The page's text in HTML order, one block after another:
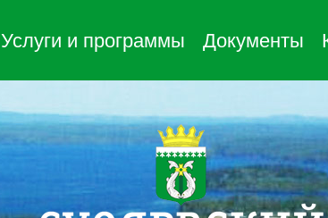
Услуги и программы Документы